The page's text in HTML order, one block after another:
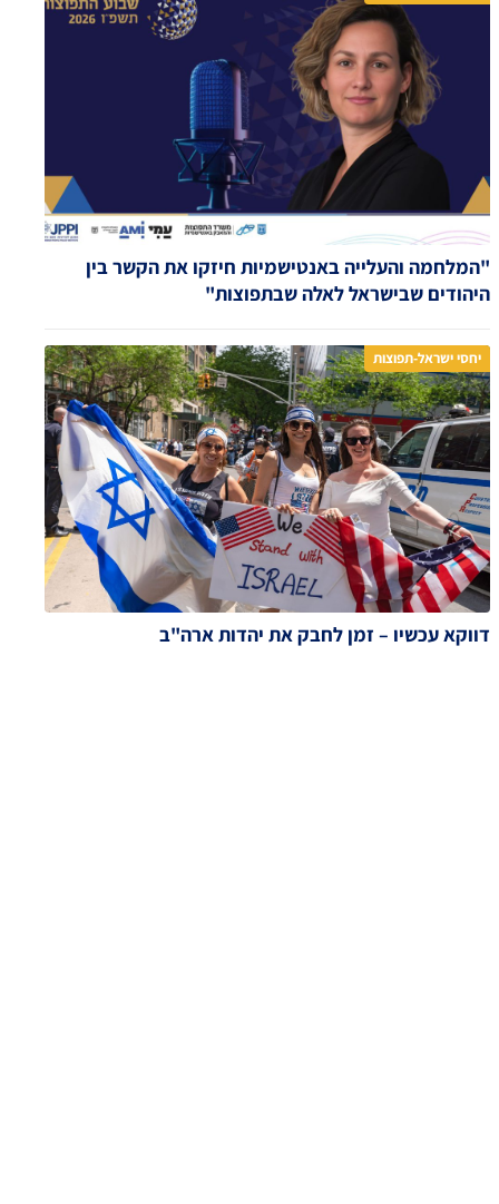
"המלחמה והעלייה באנטישמיות חיזקו את הקשר בין
היהודים שבישראל לאלה שבתפוצות"
יחסי ישראל-תפוצות
דווקא עכשיו – זמן לחבק את יהדות ארה"ב